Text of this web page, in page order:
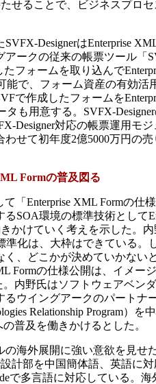
せることで、ビジネスプロ
DesignerはEnterprise
ークの従来の帳票ツール「
フォームを取り込んで
能で、フォーム資産の有効活
で作成したフォームを
も用意する。SVFX-
Designer対応の帳票運用モジ
せて初年度2億5000万円の売
Formの普及図る
「Enterprise XML Formの仕
SOA環境の標準技術として
かけていく考えを示した。内
準化は、大枠はできている。
く、どこかが決めていかない
Formの仕様公開は、イメー
。内野氏はソフトウェアベン
るウイングアークのパートナ
Relationship Program）を中
普及を働きかけるとした。
海外展開に強い意欲を見せ
計部を中国簡体語、英語に
で多言語に対応している。海